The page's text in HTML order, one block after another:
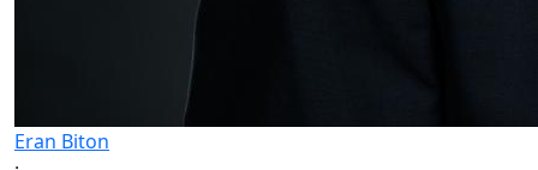
Eran Biton